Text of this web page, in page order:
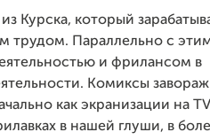
Курска, который
трудом. Параллельно с
и фрилансом в
Комиксы
как экранизации на
в нашей глуши, в